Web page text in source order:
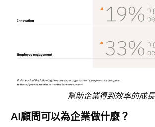
幫助企業得到效率的成長
AI顧問可以為企業做什麼？